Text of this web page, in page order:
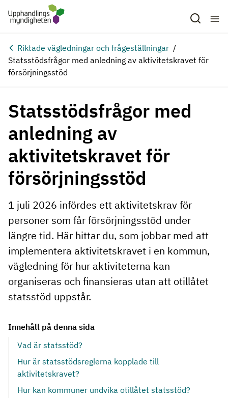
Hoppa till huvudinnehåll
Riktade vägledningar och frågeställningar
Statsstödsfrågor med anledning av aktivitetskravet för
försörjningsstöd
Statsstödsfrågor med
anledning av
aktivitetskravet för
försörjningsstöd
1 juli 2026 infördes ett aktivitetskrav för
personer som får försörjningsstöd under
längre tid. Här hittar du, som jobbar med att
implementera aktivitetskravet i en kommun,
vägledning för hur aktiviteterna kan
organiseras och finansieras utan att otillåtet
statsstöd uppstår.
Innehåll på denna sida
Vad är statsstöd?
Hur är statsstödsreglerna kopplade till
aktivitetskravet?
Hur kan kommuner undvika otillåtet statsstöd?